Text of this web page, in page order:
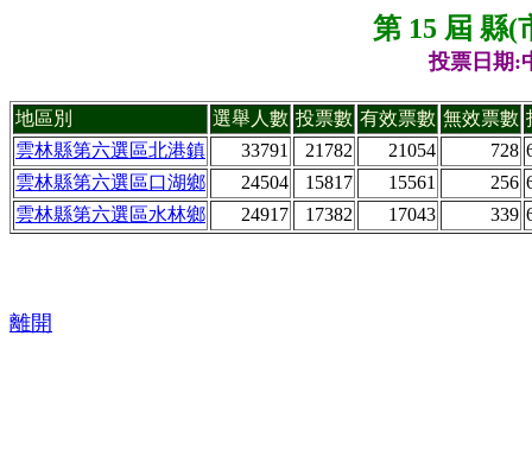
第 15 屆 縣(
投票日期:
地區別 選舉人數 投票數 有效票數 無效票數
雲林縣第六選區北港鎮
33791 21782 21054 728
雲林縣第六選區口湖鄉
24504 15817 15561 256
雲林縣第六選區水林鄉
24917 17382 17043 339
離開